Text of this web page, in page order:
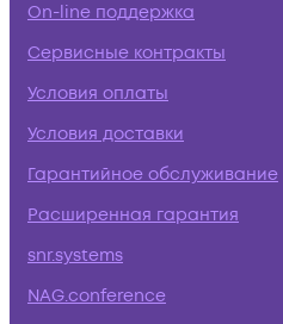
On-line поддержка
Сервисные контракты
Условия оплаты
Условия доставки
Гарантийное обслуживание
Расширенная гарантия
snr.systems
NAG.conference